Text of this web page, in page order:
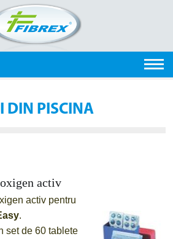
DIN PISCINA
activ
activ pentru
.
set de 60 tablete